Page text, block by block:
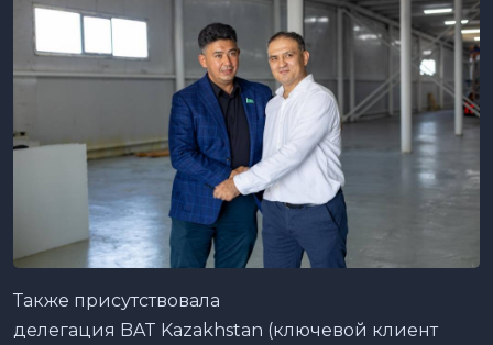
Также присутствовала
делегация BAT Kazakhstan (ключевой клиент